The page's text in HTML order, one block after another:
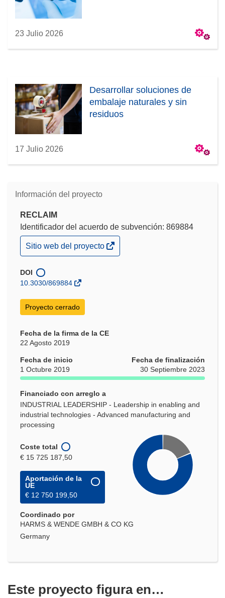
23 Julio 2026
Desarrollar soluciones de
embalaje naturales y sin
residuos
17 Julio 2026
Información del proyecto
RECLAIM
Identificador del acuerdo de subvención: 869884
(se
abrirá
una
nueva
Sitio web del proyecto
DOI
10.3030/869884
Proyecto cerrado
Fecha de la firma de la CE
22 Agosto 2019
Fecha de inicio
1 Octubre 2019
Fecha de finalización
30 Septiembre 2023
Financiado con arreglo a
INDUSTRIAL LEADERSHIP - Leadership in enabling and
industrial technologies - Advanced manufacturing and
processing
Coste total
€ 15 725 187,50
Aportación de la
UE
€ 12 750 199,50
Coordinado por
HARMS & WENDE GMBH & CO KG
Germany
Este proyecto figura en…